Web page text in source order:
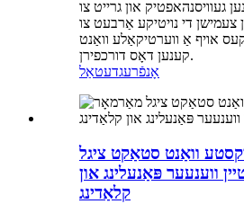
געוויסנהאפטיק און גרייט צו
צעמישן די נויטיקע אַרבעט צו
אויף אַ ווערטיקאַלע וואַנט
קענען דאָס דורכפירן.
אָנפֿרעגדעטאַל
וואַנט סטאַקט ציגל
ווענעער פּאַנעלינג און
קלאַדינג